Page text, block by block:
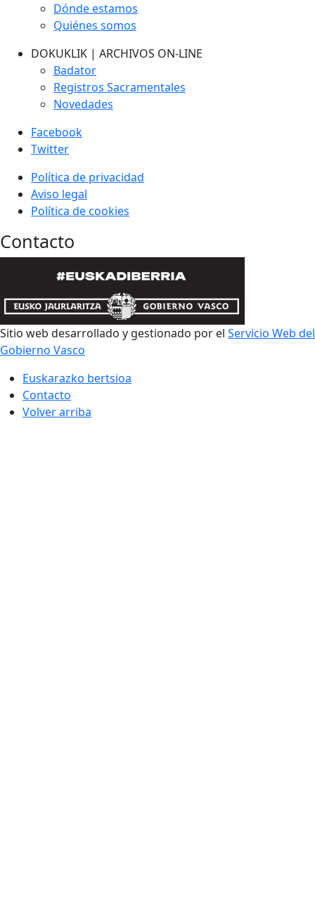
Dónde estamos
Quiénes somos
DOKUKLIK | ARCHIVOS ON-LINE
Badator
Registros Sacramentales
Novedades
Facebook
Twitter
Política de privacidad
Aviso legal
Política de cookies
Contacto
Sitio web desarrollado y gestionado por el Servicio Web del
Gobierno Vasco
Euskarazko bertsioa
Contacto
Volver arriba